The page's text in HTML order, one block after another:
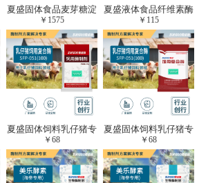
夏盛固体食品麦芽糖淀
粉酶(烘焙及面粉改良
用酶/发酵类食品可
用)FDG-0012
￥ 1575
夏盛液体食品纤维素酶
(植物提取专用酶/解决
提取液混浊问题/降
黏)FFY-0651
￥ 115
夏盛固体饲料乳仔猪专
用复合酶SFG-0932
￥ 68
夏盛固体饲料乳仔猪专
用复合酶SFG-0932
￥68